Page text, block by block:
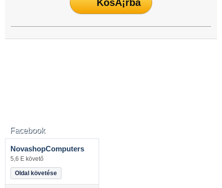
Facebook
NovashopComputers
5,6 E követő
Oldal követése